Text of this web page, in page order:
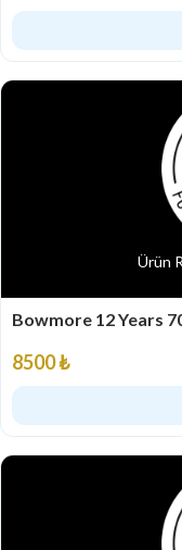
Ürün
Bowmore 12 Years
8500 ₺